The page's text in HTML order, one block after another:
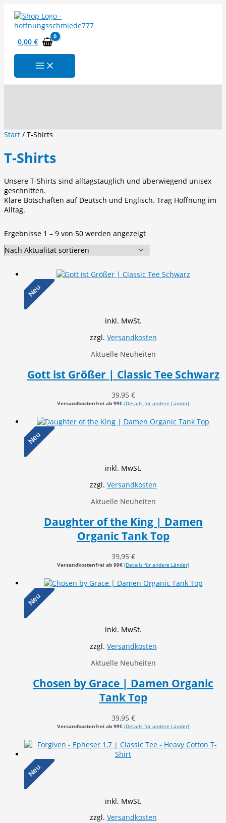
Inhalt
springen
0,00€
Start / T-Shirts
T-Shirts
Unsere T-Shirts sind alltagstauglich und überwiegend unisex
geschnitten.
Klare Botschaften auf Deutsch und Englisch. Trag Hoffnung im
Alltag.
Ergebnisse 1 – 9 von 50 werden angezeigtNach
Neu
inkl. MwSt.
zzgl. Versandkosten
Aktuelle Neuheiten
Gott ist Größer | Classic Tee Schwarz
39,95 €
Versandkostenfrei ab 99€ (Details für andere Länder)
Neu
inkl. MwSt.
zzgl. Versandkosten
Aktuelle Neuheiten
Daughter of the King | Damen
Organic Tank Top
39,95 €
Versandkostenfrei ab 99€ (Details für andere Länder)
Neu
inkl. MwSt.
zzgl. Versandkosten
Aktuelle Neuheiten
Chosen by Grace | Damen Organic
Tank Top
39,95 €
Versandkostenfrei ab 99€ (Details für andere Länder)
Neu
inkl. MwSt.
zzgl. Versandkosten